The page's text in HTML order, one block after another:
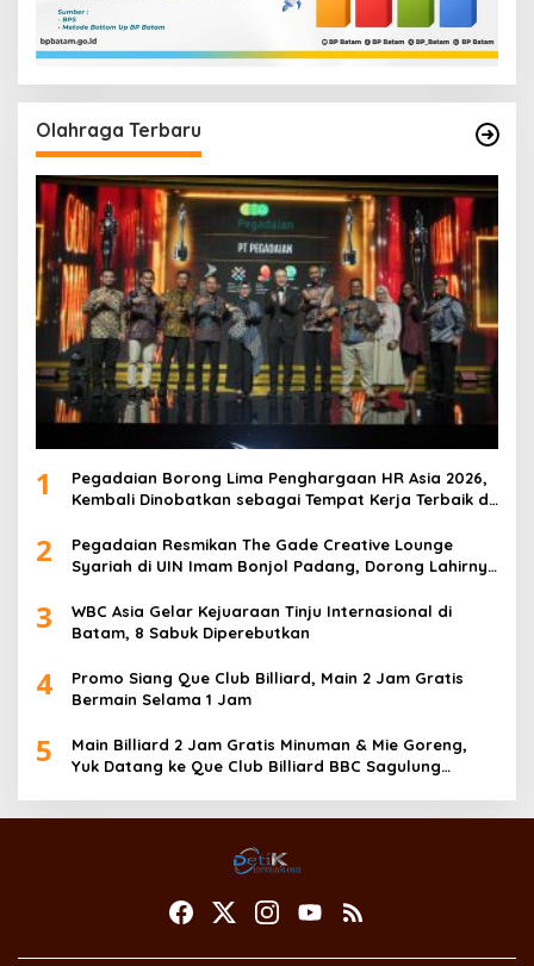
Olahraga Terbaru
1
Pegadaian Borong Lima Penghargaan HR Asia 2026,
Kembali Dinobatkan sebagai Tempat Kerja Terbaik di
2
Pegadaian Resmikan The Gade Creative Lounge
Syariah di UIN Imam Bonjol Padang, Dorong Lahirnya
3
WBC Asia Gelar Kejuaraan Tinju Internasional di
Batam, 8 Sabuk Diperebutkan
4
Promo Siang Que Club Billiard, Main 2 Jam Gratis
5
Main Billiard 2 Jam Gratis Minuman & Mie Goreng,
Yuk Datang ke Que Club Billiard BBC Sagulung…